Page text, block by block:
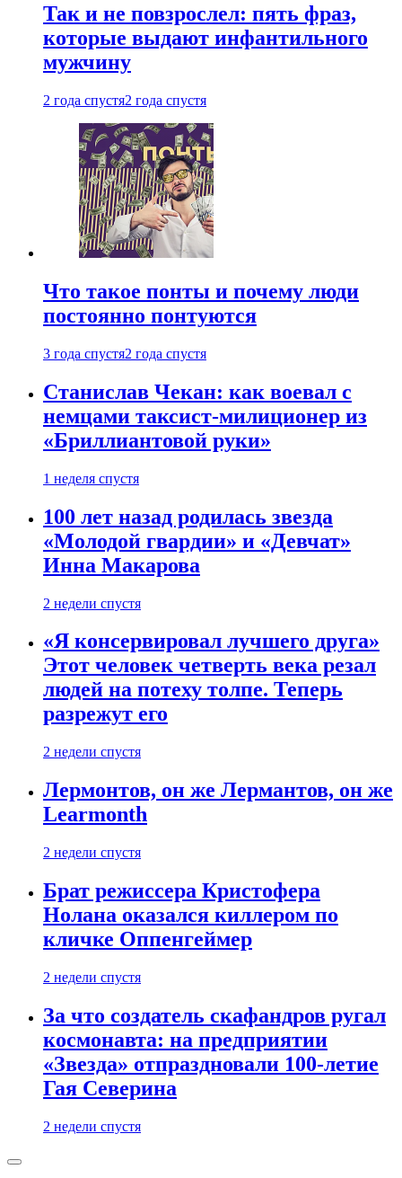
Так и не повзрослел: пять фраз,
которые выдают инфантильного
мужчину
2 года спустя2 года спустя
Что такое понты и почему люди
постоянно понтуются
3 года спустя2 года спустя
Станислав Чекан: как воевал с
немцами таксист-милиционер из
«Бриллиантовой руки»
1 неделя спустя
100 лет назад родилась звезда
«Молодой гвардии» и «Девчат»
Инна Макарова
2 недели спустя
«Я консервировал лучшего друга»
Этот человек четверть века резал
людей на потеху толпе. Теперь
разрежут его
2 недели спустя
Лермонтов, он же Лермантов, он же
Learmonth
2 недели спустя
Брат режиссера Кристофера
Нолана оказался киллером по
кличке Оппенгеймер
2 недели спустя
За что создатель скафандров ругал
космонавта: на предприятии
«Звезда» отпраздновали 100-летие
Гая Северина
2 недели спустя